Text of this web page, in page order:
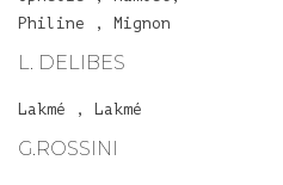
Philine , Mignon
L. DELIBES
Lakmé , Lakmé
G.ROSSINI